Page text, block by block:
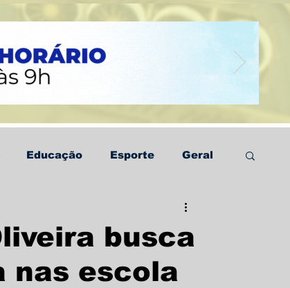
Educação Esporte Geral
busca
nas escola